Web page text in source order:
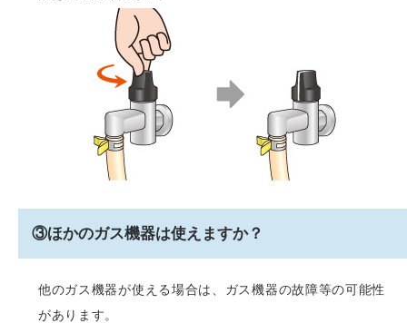
③ほかのガス機器は使えますか？
他のガス機器が使える場合は、ガス機器の故障等の可能性
があります。